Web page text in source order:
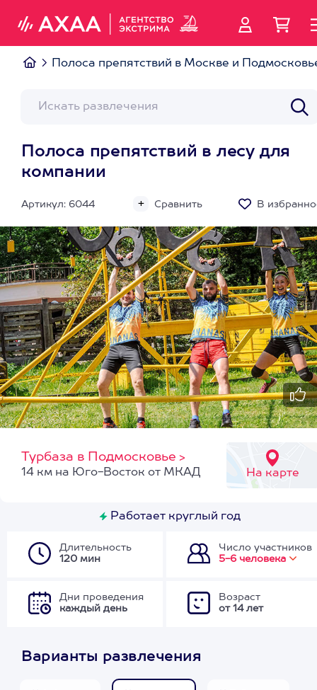
Полоса препятствий в Москве и
Полоса препятствий в лесу для
компании
Артикул: 6044 Сравнить В
Турбаза в Подмосковье >
На карте
14 км на Юго-Восток от МКАД
Работает круглый год
Длительность
120 мин
Число участников
5-6 человека
Дни проведения
каждый день
Возраст
от 14 лет
Варианты развлечения